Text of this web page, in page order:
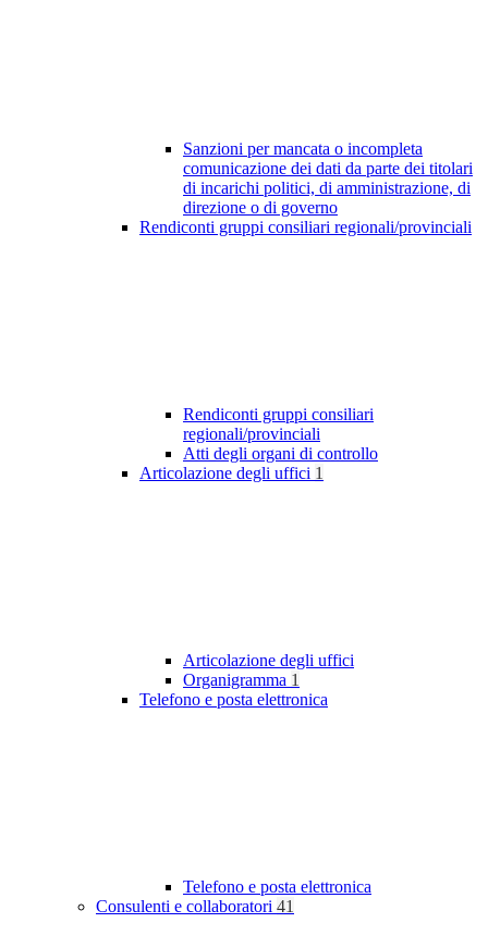
Sanzioni per mancata o incompleta
comunicazione dei dati da parte dei titolari
di incarichi politici, di amministrazione, di
direzione o di governo
Rendiconti gruppi consiliari regionali/provinciali
Rendiconti gruppi consiliari
regionali/provinciali
Atti degli organi di controllo
Articolazione degli uffici 1
Articolazione degli uffici
Organigramma 1
Telefono e posta elettronica
Telefono e posta elettronica
Consulenti e collaboratori 41